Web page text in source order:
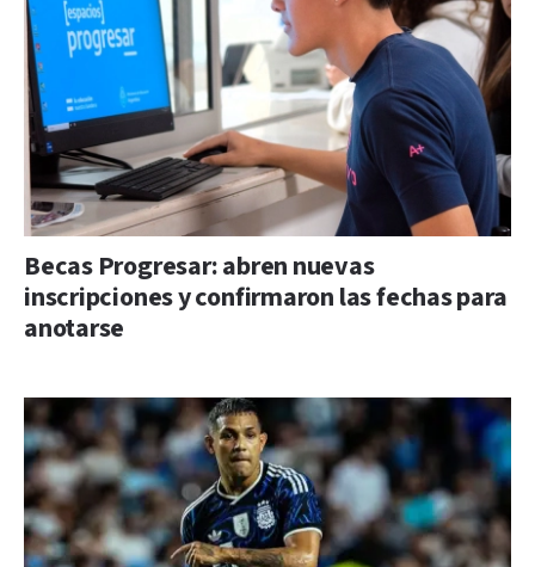
Becas Progresar: abren nuevas
inscripciones y confirmaron las fechas para
anotarse